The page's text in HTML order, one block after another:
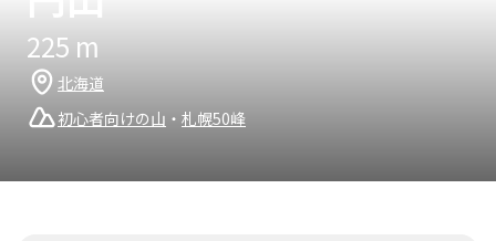
225 m
北海道
初心者向けの山 ・ 札幌50峰